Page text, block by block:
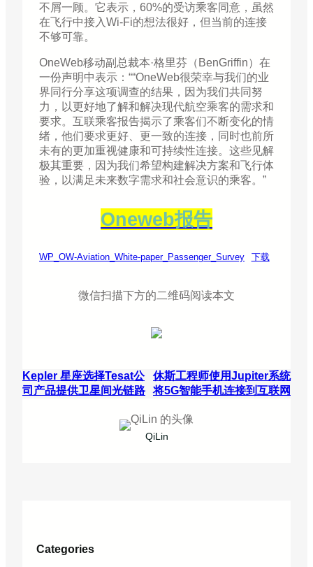
不屑一顾。它表示，60%的受访乘客同意，虽然
在飞行中接入Wi-Fi的想法很好，但当前的连接
不够可靠。
OneWeb移动副总裁本·格里芬（BenGriffin）在
一份声明中表示：““OneWeb很荣幸与我们的业
界同行分享这项调查的结果，因为我们共同努
力，以更好地了解和解决现代航空乘客的需求和
要求。互联乘客报告揭示了乘客们不断变化的情
绪，他们要求更好、更一致的连接，同时也前所
未有的更加重视健康和可持续性连接。这些见解
极其重要，因为我们希望构建解决方案和飞行体
验，以满足未来数字需求和社会意识的乘客。”
Oneweb报告
WP_OW-Aviation_White-paper_Passenger_Survey 下载
微信扫描下方的二维码阅读本文
Kepler 星座选择Tesat公
司产品提供卫星间光链路
休斯工程师使用Jupiter系统
将5G智能手机连接到互联网
QiLin
Categories